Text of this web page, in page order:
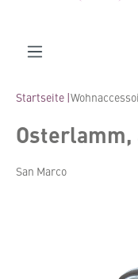
Startseite |
San Marco